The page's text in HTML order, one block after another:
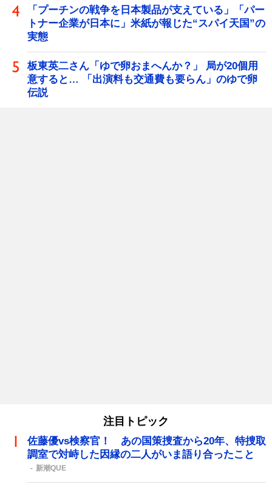
「プーチンの戦争を日本製品が支えている」「パー
トナー企業が日本に」米紙が報じた“スパイ天国”の
実態
板東英二さん「ゆで卵おまへんか？」 局が20個用
意すると… 「出演料も交通費も要らん」のゆで卵
伝説
注目トピック
佐藤優vs検察官！ あの国策捜査から20年、特捜取
調室で対峙した因縁の二人がいま語り合ったこと
新潮QUE